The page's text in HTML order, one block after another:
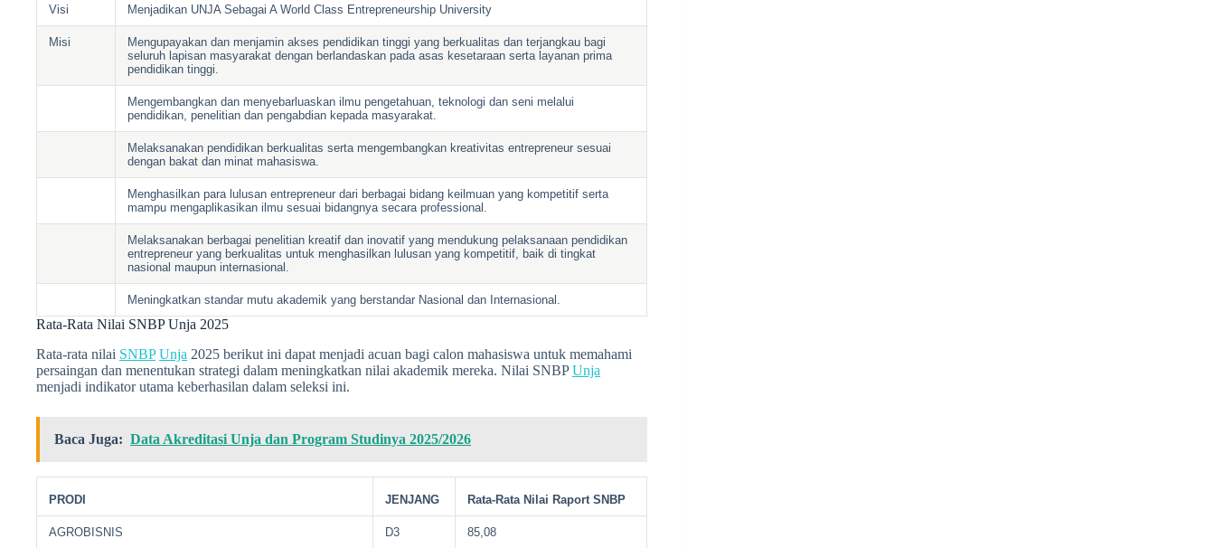
Visi Menjadikan UNJA Sebagai A World Class Entrepreneurship University
Misi
Mengupayakan dan menjamin akses pendidikan tinggi yang berkualitas dan terjangkau bagi
seluruh lapisan masyarakat dengan berlandaskan pada asas kesetaraan serta layanan prima
pendidikan tinggi.
Mengembangkan dan menyebarluaskan ilmu pengetahuan, teknologi dan seni melalui
pendidikan, penelitian dan pengabdian kepada masyarakat.
Melaksanakan pendidikan berkualitas serta mengembangkan kreativitas entrepreneur sesuai
dengan bakat dan minat mahasiswa.
Menghasilkan para lulusan entrepreneur dari berbagai bidang keilmuan yang kompetitif serta
mampu mengaplikasikan ilmu sesuai bidangnya secara professional.
Melaksanakan berbagai penelitian kreatif dan inovatif yang mendukung pelaksanaan pendidikan
entrepreneur yang berkualitas untuk menghasilkan lulusan yang kompetitif, baik di tingkat
nasional maupun internasional.
Meningkatkan standar mutu akademik yang berstandar Nasional dan Internasional.
Rata-Rata Nilai SNBP Unja 2025
Rata-rata nilai SNBP Unja 2025 berikut ini dapat menjadi acuan bagi calon mahasiswa untuk memahami
persaingan dan menentukan strategi dalam meningkatkan nilai akademik mereka. Nilai SNBPUnja
menjadi indikator utama keberhasilan dalam seleksi ini.
Baca Juga: Data Akreditasi Unja dan Program Studinya 2025/2026
PRODI JENJANG Rata-Rata Nilai Raport SNBP
AGROBISNIS D3 85,08